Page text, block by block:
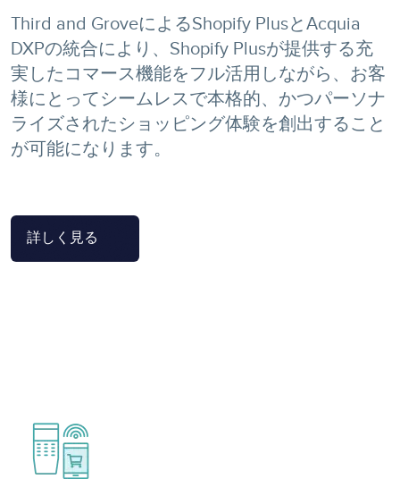
Third and GroveによるShopify PlusとAcquia
DXPの統合により、Shopify Plusが提供する充
実したコマース機能をフル活用しながら、お客
様にとってシームレスで本格的、かつパーソナ
ライズされたショッピング体験を創出すること
が可能になります。
詳しく見る
Image